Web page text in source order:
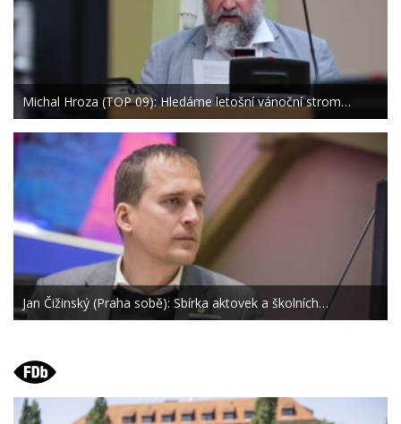
Michal Hroza (TOP 09): Hledáme letošní vánoční strom…
Jan Čižinský (Praha sobě): Sbírka aktovek a školních…